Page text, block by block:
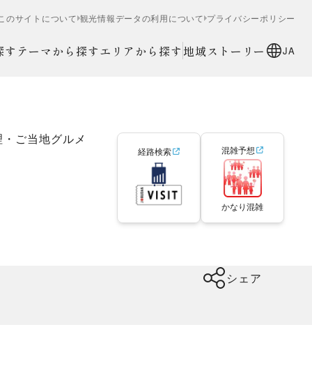
のサイトについて 観光情報データの利用について プライバシーポリシー
す テーマから探すエリアから探す 地域ストーリー JA
ご当地グルメ
経路検索 混雑予想
かなり混雑
シェア